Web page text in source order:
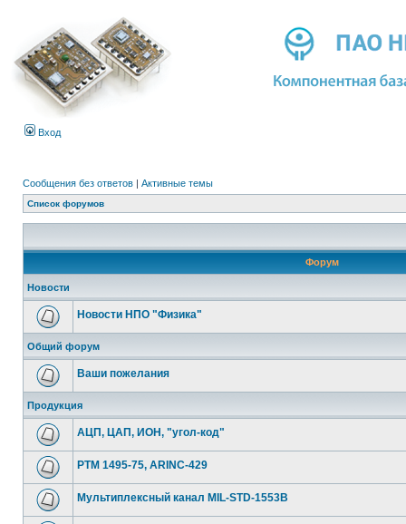
Вход
Сообщения без ответов | Активные темы
Список форумов
Форум
Новости
Новости НПО "Физика"
Общий форум
Ваши пожелания
Продукция
АЦП, ЦАП, ИОН, "угол-код"
РТМ 1495-75, ARINC-429
Мультиплексный канал MIL-STD-1553B